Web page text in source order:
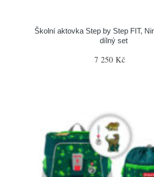
Školní aktovka Step by Step FIT,
dílný set
7 250 Kč